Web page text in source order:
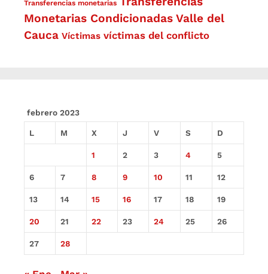
Transferencias monetarias
Monetarias Condicionadas Valle del
Cauca Víctimas víctimas del conflicto
febrero 2023
L M X J V S D
1 2 3 4 5
6 7 8 9 10 11 12
13 14 15 16 17 18 19
20 21 22 23 24 25 26
27 28